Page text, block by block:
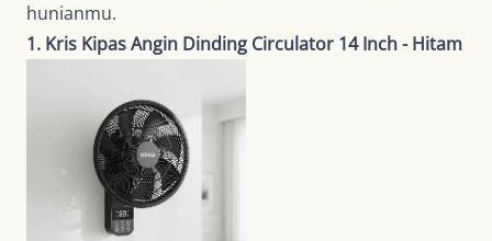
hunianmu.
1. Kris Kipas Angin Dinding Circulator 14 Inch - Hitam